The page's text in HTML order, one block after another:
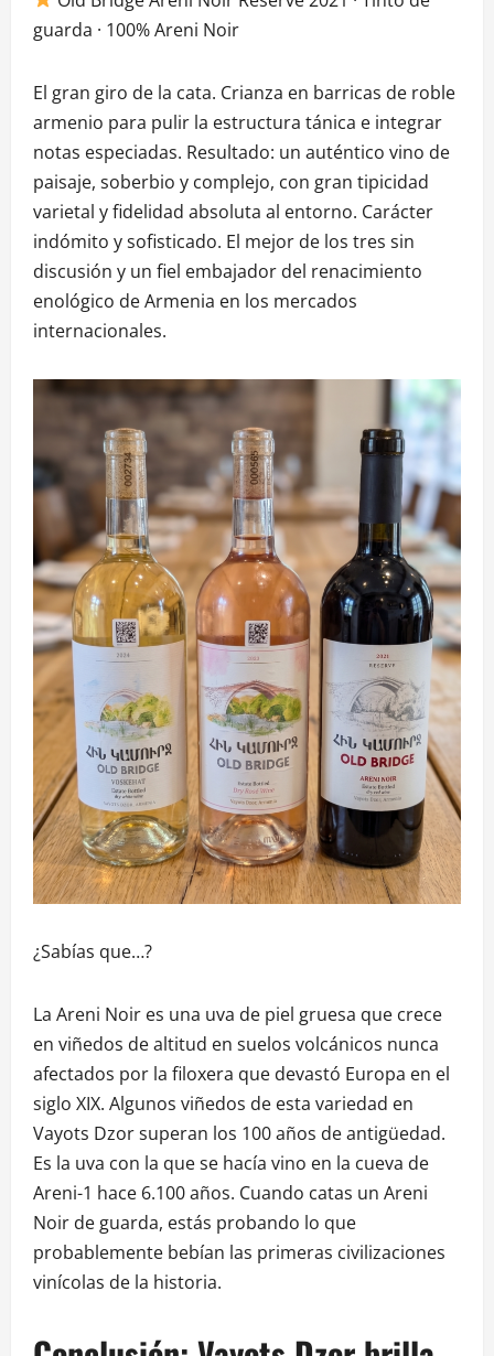
guarda · 100% Areni Noir
El gran giro de la cata. Crianza en barricas de roble
armenio para pulir la estructura tánica e integrar
notas especiadas. Resultado: un auténtico vino de
paisaje, soberbio y complejo, con gran tipicidad
varietal y fidelidad absoluta al entorno. Carácter
indómito y sofisticado. El mejor de los tres sin
discusión y un fiel embajador del renacimiento
enológico de Armenia en los mercados
internacionales.
¿Sabías que…?
La Areni Noir es una uva de piel gruesa que crece
en viñedos de altitud en suelos volcánicos nunca
afectados por la filoxera que devastó Europa en el
siglo XIX. Algunos viñedos de esta variedad en
Vayots Dzor superan los 100 años de antigüedad.
Es la uva con la que se hacía vino en la cueva de
Areni-1 hace 6.100 años. Cuando catas un Areni
Noir de guarda, estás probando lo que
probablemente bebían las primeras civilizaciones
vinícolas de la historia.